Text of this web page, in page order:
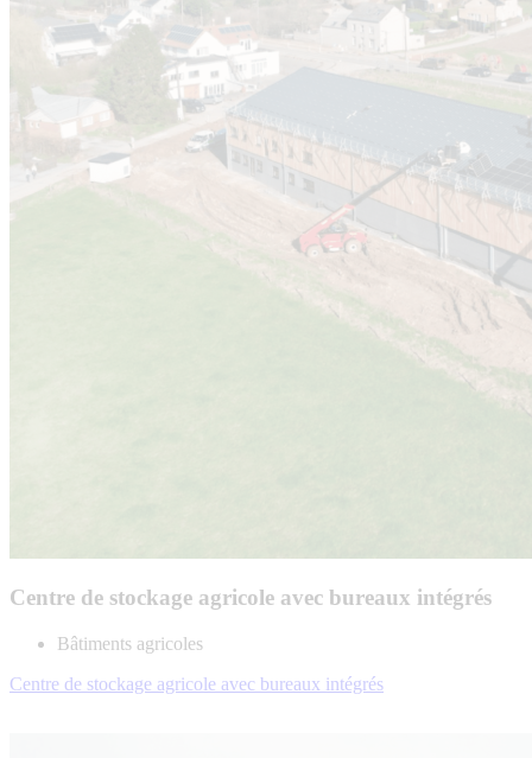
Centre de stockage agricole avec bureaux intégrés
Bâtiments agricoles
Centre de stockage agricole avec bureaux intégrés